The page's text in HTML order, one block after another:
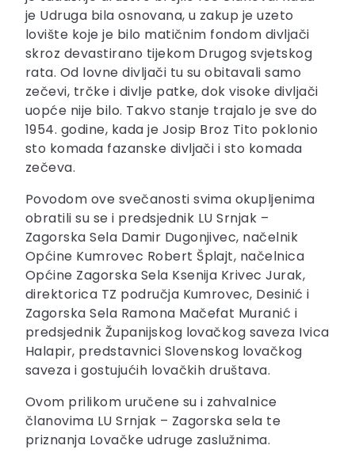
je Udruga bila osnovana, u zakup je uzeto
lovište koje je bilo matičnim fondom divljači
skroz devastirano tijekom Drugog svjetskog
rata. Od lovne divljači tu su obitavali samo
zečevi, trčke i divlje patke, dok visoke divljači
uopće nije bilo. Takvo stanje trajalo je sve do
1954. godine, kada je Josip Broz Tito poklonio
sto komada fazanske divljači i sto komada
zečeva.
Povodom ove svečanosti svima okupljenima
obratili su se i predsjednik LU Srnjak –
Zagorska Sela Damir Dugonjivec, načelnik
Općine Kumrovec Robert Šplajt, načelnica
Općine Zagorska Sela Ksenija Krivec Jurak,
direktorica TZ područja Kumrovec, Desinić i
Zagorska Sela Ramona Mačefat Muranić i
predsjednik Županijskog lovačkog saveza Ivica
Halapir, predstavnici Slovenskog lovačkog
saveza i gostujućih lovačkih društava.
Ovom prilikom uručene su i zahvalnice
članovima LU Srnjak – Zagorska sela te
priznanja Lovačke udruge zaslužnima.